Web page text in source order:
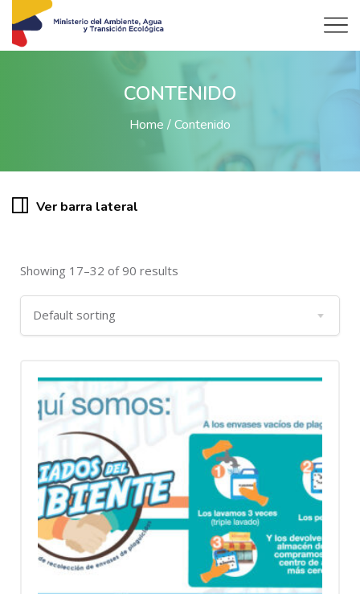
CONTENIDO
Home Contenido
Ver barra lateral
Showing 17–32 of 90 results